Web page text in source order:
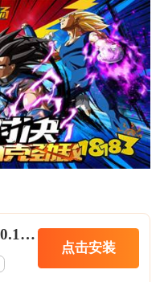
忍者时刻保真0.1折爽充
点击安装